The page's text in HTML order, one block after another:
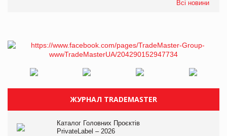
Всі новини
ЖУРНАЛ TRADEMASTER
Каталог Головних Проєктів
PrivateLabel – 2026